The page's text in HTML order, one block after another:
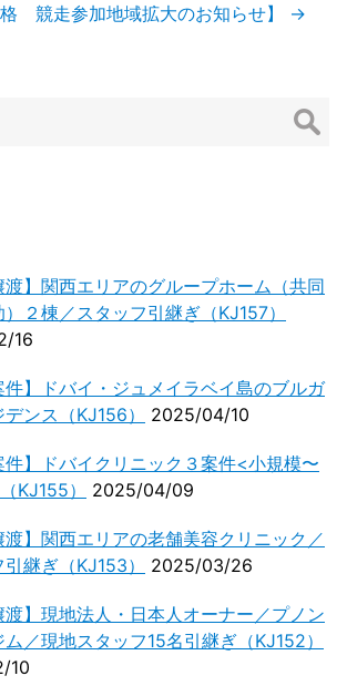
格 競走参加地域拡大のお知らせ】 →
渡】関西エリアのグループホーム（共同
２棟／スタッフ引継ぎ（KJ157）
16
件】ドバイ・ジュメイラベイ島のブルガ
ンス（KJ156）
2025/04/10
件】ドバイクリニック３案件<小規模〜
KJ155）
2025/04/09
渡】関西エリアの老舗美容クリニック／
継ぎ（KJ153）
2025/03/26
渡】現地法人・日本人オーナー／プノン
／現地スタッフ15名引継ぎ（KJ152）
10